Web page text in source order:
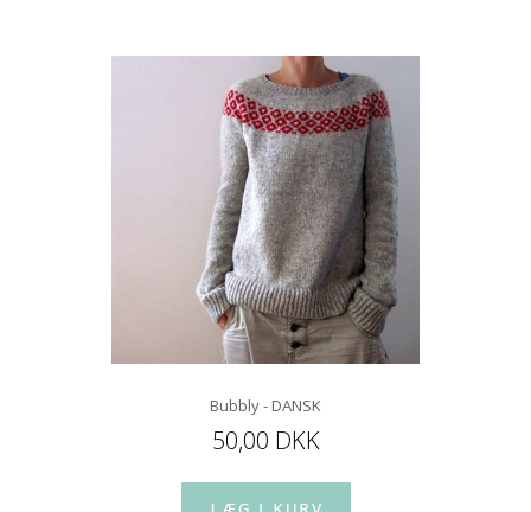
Bubbly - DANSK
50,00 DKK